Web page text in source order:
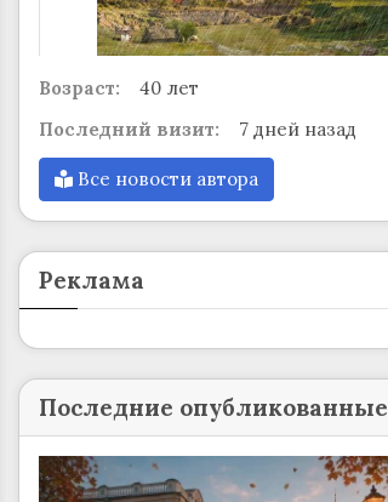
Возраст:
40 лет
Последний визит:
7 дней назад
Все новости автора
Реклама
Последние опубликованные